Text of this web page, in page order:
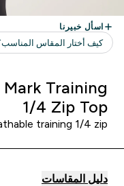
Training
1/4 Zip Top
training 1/4 zip
دليل المقاسات